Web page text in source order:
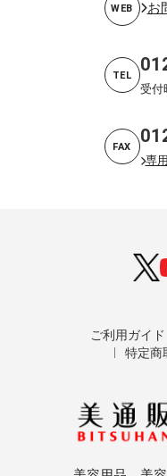
WEB お
TEL
受付
FAX
専
ご利用ガイド
特定商